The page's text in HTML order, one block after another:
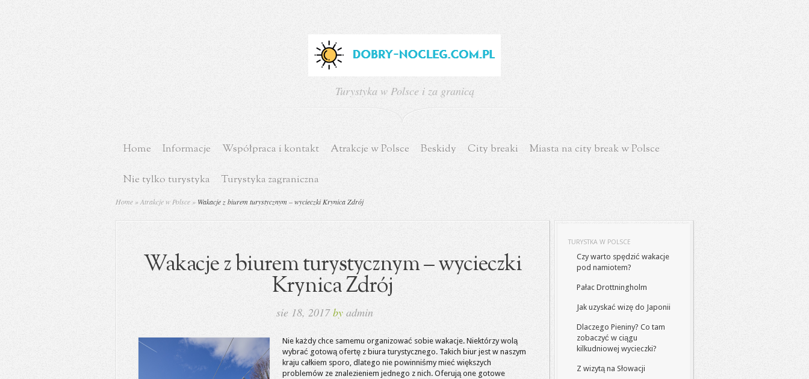
Turystyka w Polsce i za granicą
Home Informacje Współpraca i kontakt Atrakcje w Polsce Beskidy City breaki Miasta na city break w Polsce
Nie tylko turystyka Turystyka zagraniczna
Home »Atrakcje w Polsce » Wakacje z biurem turystycznym – wycieczki Krynica Zdrój
Wakacje z biurem turystycznym – wycieczki
Krynica Zdrój
sie 18, 2017by admin
Nie każdy chce samemu organizować sobie wakacje. Niektórzy wolą
wybrać gotową ofertę z biura turystycznego. Takich biur jest w naszym
kraju całkiem sporo, dlatego nie powinniśmy mieć większych
problemów ze znalezieniem jednego z nich. Oferują one gotowe
TURYSTKA W POLSCE
Czy warto spędzić wakacje
pod namiotem?
Pałac Drottningholm
Jak uzyskać wizę do Japonii
Dlaczego Pieniny? Co tam
zobaczyć w ciągu
kilkudniowej wycieczki?
Z wizytą na Słowacji